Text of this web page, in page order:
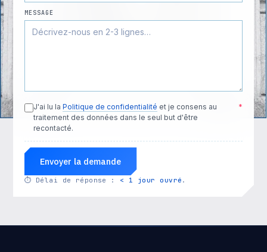
MESSAGE
J'ai lu la Politique de confidentialité et je consens au
traitement des données dans le seul but d'être
recontacté.
*
Envoyer la demande
⏱ Délai de réponse : < 1 jour ouvré .